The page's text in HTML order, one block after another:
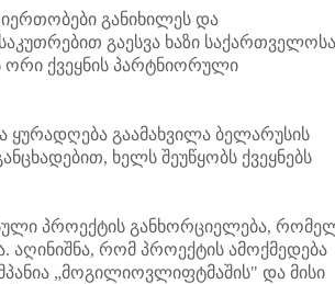
განიხილეს და
გაესვა ხაზი
ქვეყნის პარტნიორული
გაამახვილა ბელარუსის
ხელს შეუწყობს ქვეყნებს
პროექტის განხორციელება,
აღინიშნა, რომ პროექტის ამოქმედება
„მოგილიოვლიფტმაშის" და მისი